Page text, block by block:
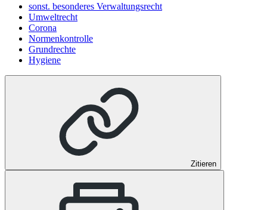
sonst. besonderes Verwaltungsrecht
Umweltrecht
Corona
Normenkontrolle
Grundrechte
Hygiene
Zitieren